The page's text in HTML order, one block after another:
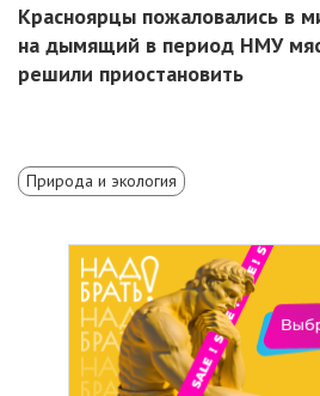
Красноярцы пожаловались в
на дымящий в период НМУ
решили приостановить
Природа и экология